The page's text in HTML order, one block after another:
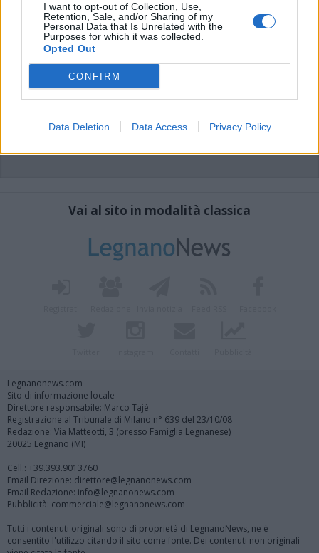
I want to opt-out of Collection, Use,
Retention, Sale, and/or Sharing of my
Personal Data that Is Unrelated with the
Purposes for which it was collected.
Opted Out
CONFIRM
Data Deletion Data Access Privacy Policy
Vai al sito in modalità classica
Legnanonews.com
Sito di informazione locale
Direttore responsabile: Marco Tajè
Registrazione al Tribunale di Milano n° 639 del 23/10/08
Redazione: Via Matteotti, 3 (presso Famiglia Legnanese)
20025 Legnano (MI)
Cell.: +39.393.9013760
Email Direzione: direttore@legnanonews.com
Email Redazione: info@legnanonews.com
Pubblicità: commerciale@legnanonews.com
Tutti i contenuti originali sono di proprietà di LegnanoNews, ne è
consentito l'utilizzo citando il sito come fonte. Dei contenuti non originali